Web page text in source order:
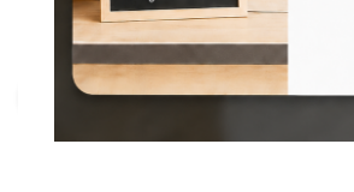
Nagyításhoz kattints ide